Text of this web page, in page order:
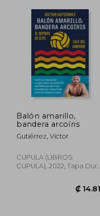
Balón amarillo,
bandera arcoíris
Gutiérrez, Victor
CUPULA (LIBROS
CUPULA), 2022, Tapa Dura,